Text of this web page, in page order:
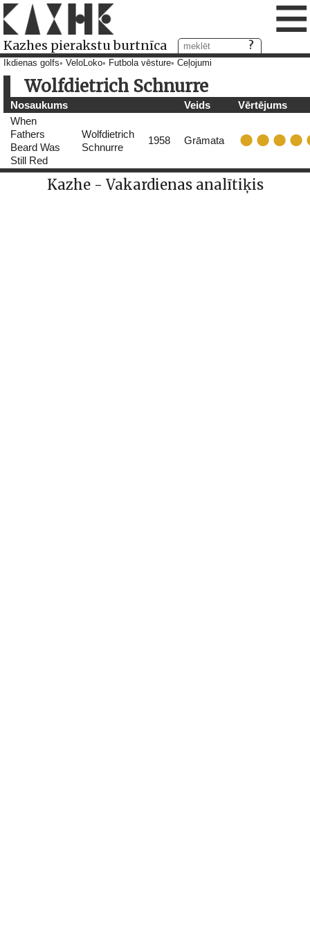
Kazhes pierakstu burtnīca ≡
Ikdienas golfs VeloLoko Futbola vēsture Ceļojumi
Wolfdietrich Schnurre
Nosaukums Veids
Vērtējums
When
Fathers
Beard Was
Still Red
Wolfdietrich
Schnurre
1958 Grāmata
Kazhe - Vakardienas analītiķis